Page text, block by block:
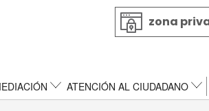
zona
ATENCIÓN AL CIUDADANO